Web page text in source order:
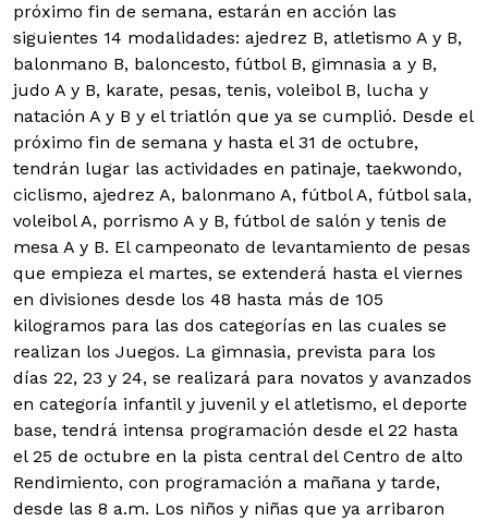
próximo fin de semana, estarán en acción las
siguientes 14 modalidades: ajedrez B, atletismo A y B,
balonmano B, baloncesto, fútbol B, gimnasia a y B,
judo A y B, karate, pesas, tenis, voleibol B, lucha y
natación A y B y el triatlón que ya se cumplió. Desde el
próximo fin de semana y hasta el 31 de octubre,
tendrán lugar las actividades en patinaje, taekwondo,
ciclismo, ajedrez A, balonmano A, fútbol A, fútbol sala,
voleibol A, porrismo A y B, fútbol de salón y tenis de
mesa A y B. El campeonato de levantamiento de pesas
que empieza el martes, se extenderá hasta el viernes
en divisiones desde los 48 hasta más de 105
kilogramos para las dos categorías en las cuales se
realizan los Juegos. La gimnasia, prevista para los
días 22, 23 y 24, se realizará para novatos y avanzados
en categoría infantil y juvenil y el atletismo, el deporte
base, tendrá intensa programación desde el 22 hasta
el 25 de octubre en la pista central del Centro de alto
Rendimiento, con programación a mañana y tarde,
desde las 8 a.m. Los niños y niñas que ya arribaron